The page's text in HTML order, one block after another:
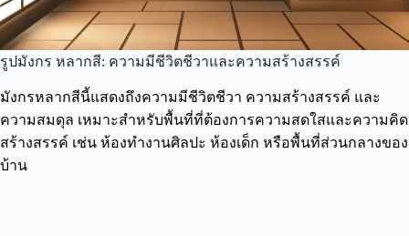
รูปมังกร หลากสี: ความมีชีวิตชีวาและความสร้างสรรค์
มังกรหลากสีนี้แสดงถึงความมีชีวิตชีวา ความสร้างสรรค์ และ
ความสมดุล เหมาะสำหรับพื้นที่ที่ต้องการความสดใสและความคิด
สร้างสรรค์ เช่น ห้องทำงานศิลปะ ห้องเด็ก หรือพื้นที่ส่วนกลางของ
บ้าน